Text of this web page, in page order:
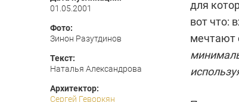
01.05.2001
Фото:
Зинон Разутдинов
Текст:
Наталья Александрова
Архитектор:
Сергей Геворкян
для
вот что:
мечтают